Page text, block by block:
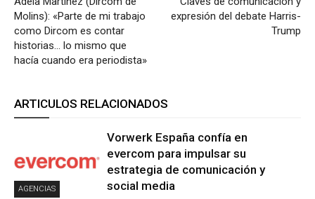
Molins): «Parte de mi trabajo
como Dircom es contar
historias… lo mismo que
hacía cuando era periodista»
expresión del debate Harris-
Trump
ARTICULOS RELACIONADOS
AGENCIAS
Vorwerk España confía en
evercom para impulsar su
estrategia de comunicación y
social media